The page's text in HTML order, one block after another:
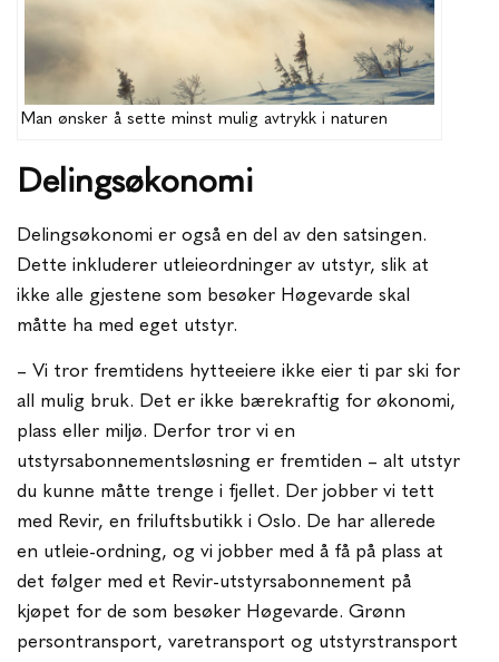
Man ønsker å sette minst mulig avtrykk i naturen
Delingsøkonomi
Delingsøkonomi er også en del av den satsingen.
Dette inkluderer utleieordninger av utstyr, slik at
ikke alle gjestene som besøker Høgevarde skal
måtte ha med eget utstyr.
– Vi tror fremtidens hytteeiere ikke eier ti par ski for
all mulig bruk. Det er ikke bærekraftig for økonomi,
plass eller miljø. Derfor tror vi en
utstyrsabonnementsløsning er fremtiden – alt utstyr
du kunne måtte trenge i fjellet. Der jobber vi tett
med Revir, en friluftsbutikk i Oslo. De har allerede
en utleie-ordning, og vi jobber med å få på plass at
det følger med et Revir-utstyrsabonnement på
kjøpet for de som besøker Høgevarde. Grønn
persontransport, varetransport og utstyrstransport